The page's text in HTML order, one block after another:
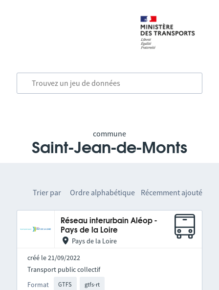
commune
Saint-Jean-de-Monts
Trier par Ordre alphabétique Récemment ajouté
Réseau interurbain Aléop -
Pays de la Loire
Pays de la Loire
créé le 21/09/2022
Format GTFS gtfs-rt
Transport public collectif